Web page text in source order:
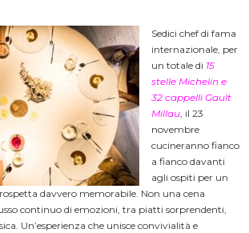
Sedici chef di fama
internazionale, per
un totale di 15
stelle Michelin e
32 cappelli Gault
Millau , il 23
novembre
cucineranno fianco
a fianco davanti
agli ospiti per un
davvero memorabile. Non una cena
continuo di emozioni, tra piatti sorprendenti,
Un’esperienza che unisce convivialità e